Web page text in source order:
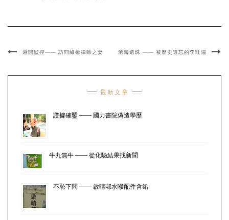
避開監控—— 訪問維權律師之妻 滄海遺珠 —— 被歷史遺忘的李旺陽
最新文章
證據確鑿 —— 國力書院偽造學歷
牛丸無牛 —— 從化驗結果找新聞
不恥下問 —— 啟晴邨水喉配件含鉛